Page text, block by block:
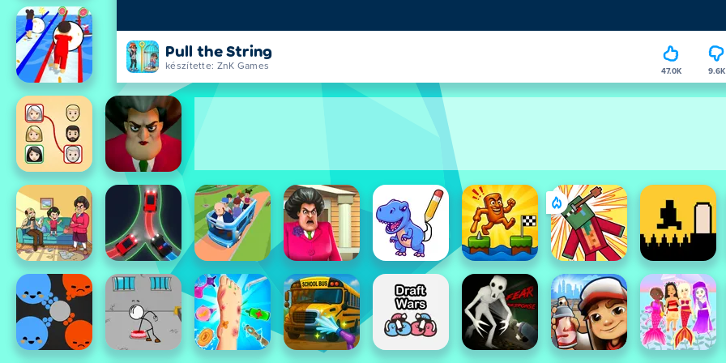
Pull the String
készítette: ZnK Games 47.0K 9.6K